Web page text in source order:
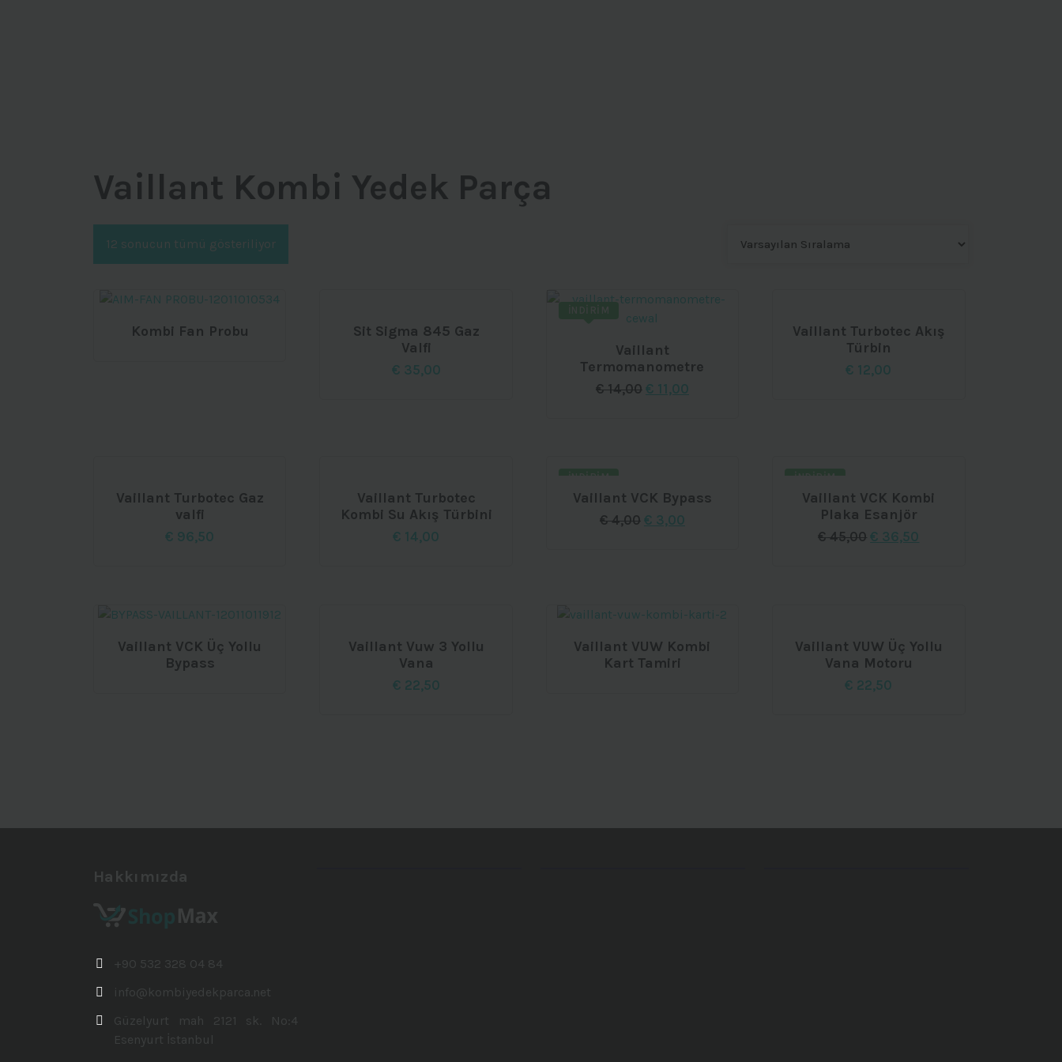
Vaillant Kombi Yedek Parça
12 sonucun tümü gösteriliyor
Kombi Fan Probu
Sit Sigma 845 Gaz
Valfi
€ 35,00
Vaillant
Termomanometre
€14,00 Orijinal
€ 11,00Şu
Vaillant Turbotec Akış
Türbin
€ 12,00
Vaillant Turbotec Gaz
valfi
€ 96,50
Vaillant Turbotec
Kombi Su Akış Türbini
€ 14,00
Vaillant VCK Bypass
€4,00 Orijinal
€ 3,00Şu
Vaillant VCK Kombi
Plaka Esanjör
€45,00 Orijinal
€ 36,50
Vaillant VCK Üç Yollu
Bypass
Vaillant Vuw 3 Yollu
Vana
€ 22,50
Vaillant VUW Kombi
Kart Tamiri
Vaillant VUW Üç Yollu
Vana Motoru
€ 22,50
Hakkımızda
+90 532 328 04 84
info@kombiyedekparca.net
Güzelyurt mah 2121 sk. No:4
Esenyurt İstanbul